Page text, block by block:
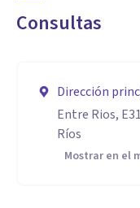
Consultas
Dirección
Entre Rios,
Ríos
Mostrar en el